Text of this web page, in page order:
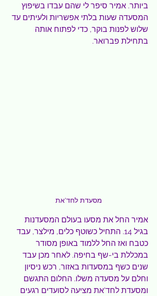
ביותר. אמיר סיפר לי שהם עבדו בשיפוץ
המסעדה שעות בלתי אפשריות ולעיתים עד
שלוש לפנות בוקר, כדי לפתוח אותה
בתחילת פברואר.
מסעדת לחד'את
אמיר החל את מסעו בעולם המסעדנות
בגיל 14. התחיל כשוטף כלים, מילצר, עבד
כטבח ואז החל ללמוד באופן מסודר
במכללת בי-שף בחיפה. לאחר מכן עבד
שנים כשף במסעדות באזור, רכש ניסיון
וחלם על מסעדה משלו. החלום התגשם
ומסעדת לחד'את מציעה לסועדים רגעים